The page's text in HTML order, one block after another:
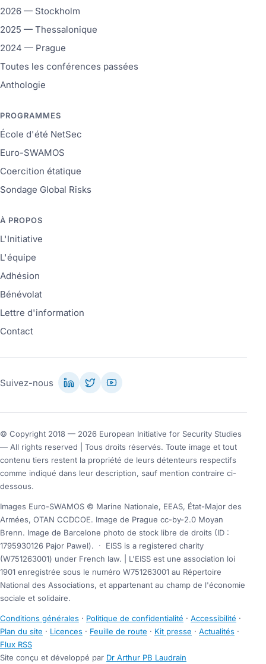
2026 — Stockholm
2025 — Thessalonique
2024 — Prague
Toutes les conférences passées
Anthologie
PROGRAMMES
École d'été NetSec
Euro-SWAMOS
Coercition étatique
Sondage Global Risks
À PROPOS
L'Initiative
L'équipe
Adhésion
Bénévolat
Lettre d'information
Contact
Suivez-nous
© Copyright 2018 — 2026 European Initiative for Security Studies
— All rights reserved | Tous droits réservés. Toute image et tout
contenu tiers restent la propriété de leurs détenteurs respectifs
comme indiqué dans leur description, sauf mention contraire ci-
dessous.
Images Euro-SWAMOS © Marine Nationale, EEAS, État-Major des
Armées, OTAN CCDCOE. Image de Prague cc-by-2.0 Moyan
Brenn. Image de Barcelone photo de stock libre de droits (ID :
1795930126 Pajor Pawel).
·
EISS is a registered charity
(W751263001) under French law. | L'EISS est une association loi
1901 enregistrée sous le numéro W751263001 au Répertoire
National des Associations, et appartenant au champ de l'économie
sociale et solidaire.
Conditions générales · Politique de confidentialité · Accessibilité ·
Plan du site · Licences · Feuille de route · Kit presse · Actualités ·
Flux RSS
Site conçu et développé par Dr Arthur PB Laudrain